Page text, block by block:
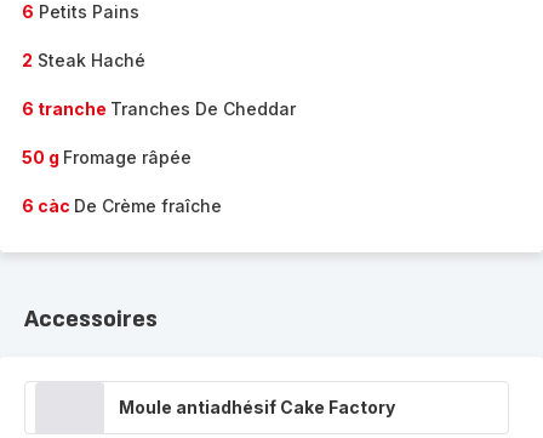
6 Petits Pains
2 Steak Haché
6 tranche Tranches De Cheddar
50 g Fromage râpée
6 càc De Crème fraîche
Accessoires
Moule antiadhésif Cake Factory